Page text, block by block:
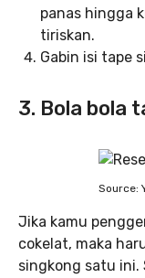
panas hingga
tiriskan.
Gabin isi tape
3. Bola bola
Source:
Jika kamu
cokelat, maka
singkong satu ini.